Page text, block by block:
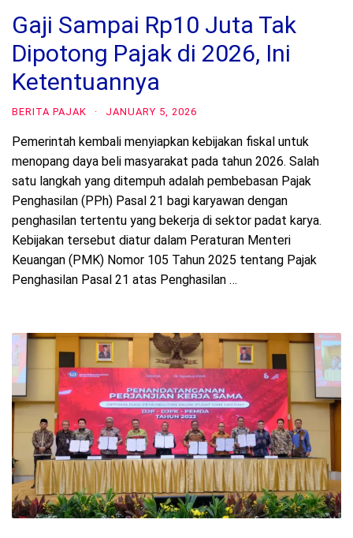
Gaji Sampai Rp10 Juta Tak
Dipotong Pajak di 2026, Ini
Ketentuannya
BERITA PAJAK · JANUARY 5, 2026
Pemerintah kembali menyiapkan kebijakan fiskal untuk
menopang daya beli masyarakat pada tahun 2026. Salah
satu langkah yang ditempuh adalah pembebasan Pajak
Penghasilan (PPh) Pasal 21 bagi karyawan dengan
penghasilan tertentu yang bekerja di sektor padat karya.
Kebijakan tersebut diatur dalam Peraturan Menteri
Keuangan (PMK) Nomor 105 Tahun 2025 tentang Pajak
Penghasilan Pasal 21 atas Penghasilan …